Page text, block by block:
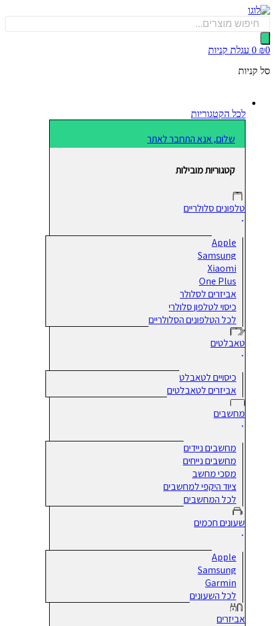
0 עגלת קניות
לכל הקטגוריות
שלום, אנא התחבר לאתר
קטגוריות מובילות
טלפונים סלולריים
Apple
Samsung
Xiaomi
One Plus
אביזרים לסלולר
כיסוי לטלפון סלולרי
לכל הטלפונים הסלולריים
טאבלטים
כיסויים לטאבלט
אביזרים לטאבלטים
מחשבים
מחשבים ניידים
מחשבים נייחים
מסכי מחשב
ציוד היקפי למחשבים
לכל המחשבים
שעונים חכמים
Apple
Samsung
Garmin
לכל השעונים
אביזרים